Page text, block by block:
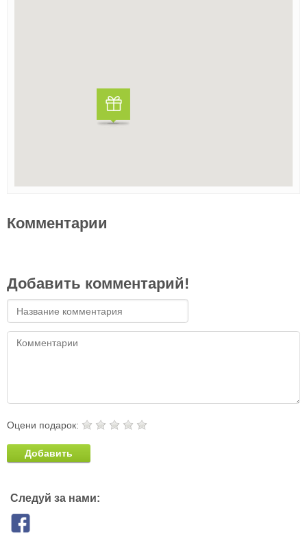
Комментарии
Добавить комментарий!
Оцени подарок:
Добавить
Следуй за нами: